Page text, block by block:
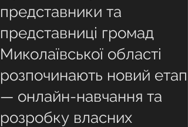
представники та
представниці громад
Миколаївської області
розпочинають новий етап
— онлайн-навчання та
розробку власних